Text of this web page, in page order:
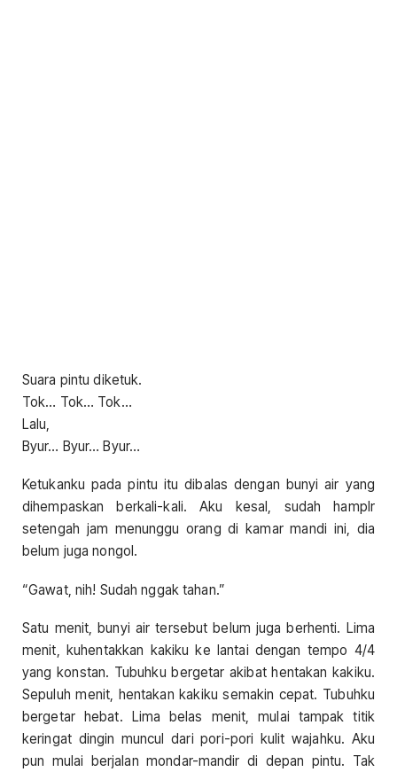
Suara pintu diketuk.
Tok… Tok… Tok…
Lalu,
Byur… Byur… Byur…
Ketukanku pada pintu itu dibalas dengan bunyi air yang
dihempaskan berkali-kali. Aku kesal, sudah hampIr
setengah jam menunggu orang di kamar mandi ini, dia
belum juga nongol.
“Gawat, nih! Sudah nggak tahan.”
Satu menit, bunyi air tersebut belum juga berhenti. Lima
menit, kuhentakkan kakiku ke lantai dengan tempo 4/4
yang konstan. Tubuhku bergetar akibat hentakan kakiku.
Sepuluh menit, hentakan kakiku semakin cepat. Tubuhku
bergetar hebat. Lima belas menit, mulai tampak titik
keringat dingin muncul dari pori-pori kulit wajahku. Aku
pun mulai berjalan mondar-mandir di depan pintu. Tak